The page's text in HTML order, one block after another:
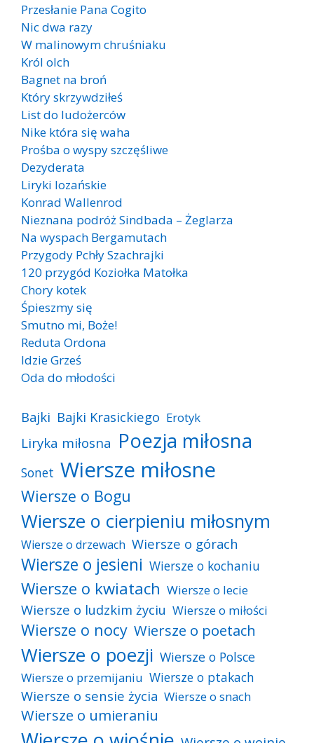
Przesłanie Pana Cogito
Nic dwa razy
W malinowym chruśniaku
Król olch
Bagnet na broń
Który skrzywdziłeś
List do ludożerców
Nike która się waha
Prośba o wyspy szczęśliwe
Dezyderata
Liryki lozańskie
Konrad Wallenrod
Nieznana podróż Sindbada – Żeglarza
Na wyspach Bergamutach
Przygody Pchły Szachrajki
120 przygód Koziołka Matołka
Chory kotek
Śpieszmy się
Smutno mi, Boże!
Reduta Ordona
Idzie Grześ
Oda do młodości
Bajki Bajki Krasickiego Erotyk
Liryka miłosna Poezja miłosna
Sonet Wiersze miłosne
Wiersze o Bogu
Wiersze o cierpieniu miłosnym
Wiersze o drzewach Wiersze o górach
Wiersze o jesieni Wiersze o kochaniu
Wiersze o kwiatach Wiersze o lecie
Wiersze o ludzkim życiu Wiersze o miłości
Wiersze o nocy Wiersze o poetach
Wiersze o poezji Wiersze o Polsce
Wiersze o przemijaniu Wiersze o ptakach
Wiersze o sensie życia Wiersze o snach
Wiersze o umieraniu